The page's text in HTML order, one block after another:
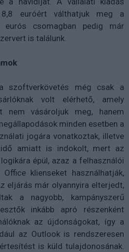
euróért válthatjuk meg a
csomagban pedig már
is találunk.
szoftverkövetés még csak a
volt elérhető, amely
nem vásároljuk meg, hanem
minden esetben a
jogára vonatkoztak, illetve
amiatt is indokolt, mert az
épül, azaz a felhasználói
klienseket használhatják,
eljárás már olyannyira elterjedt,
a nagyobb, kampányszerű
inkább apró részenként
az újdonságokat, így a
az Outlook is rendszeresen
is küld tulajdonosának.